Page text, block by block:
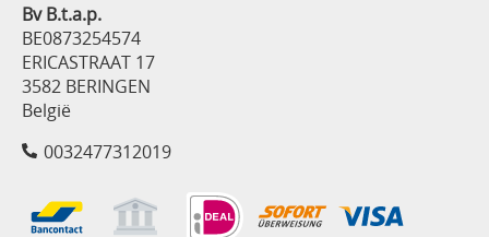
Bv B.t.a.p.
BE0873254574
ERICASTRAAT 17
3582 BERINGEN
België
0032477312019